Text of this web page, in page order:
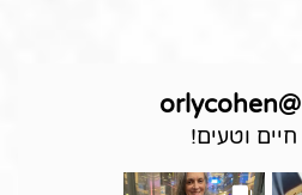
@
orlycohen
חיים וטעים!